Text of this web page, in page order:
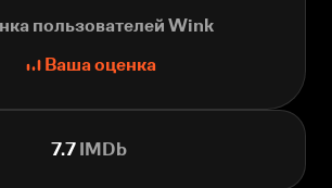
пользователей Wink
Ваша оценка
7.7 IMDb